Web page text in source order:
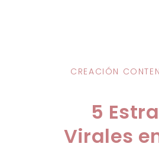
CREACIÓN
5
Virales